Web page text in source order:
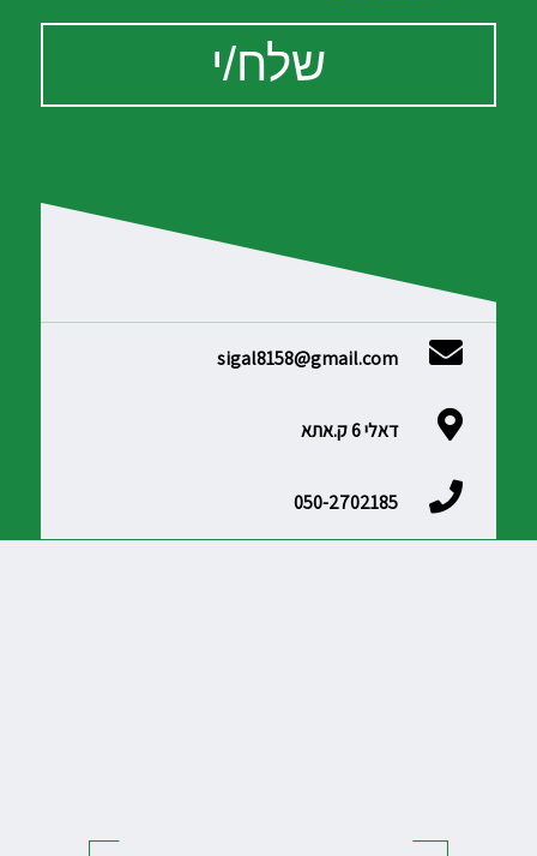
sigal8158@gmail.com
דאלי 6 ק.אתא
050-2702185